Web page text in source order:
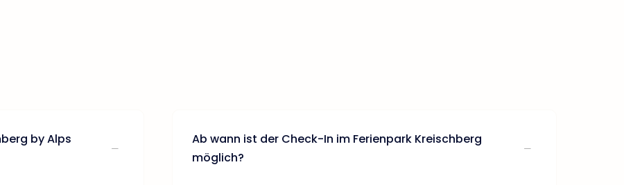
by Alps
Ab wann ist der Check-In im Ferienpark Kreischberg
möglich?